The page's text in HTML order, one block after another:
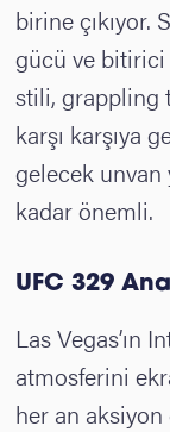
birine çıkıyor.
gücü ve bitirici
stili, grappling
karşı karşıya
gelecek unvan
kadar önemli.
UFC 329
Las Vegas’ın
atmosferini
her an aksiyon